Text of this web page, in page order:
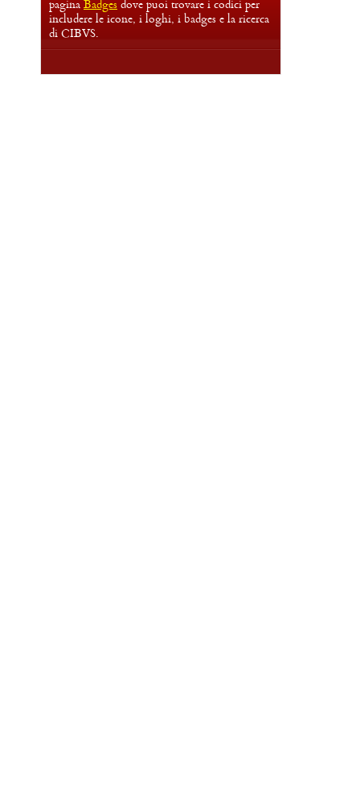
pagina Badges dove puoi trovare i codici per
includere le icone, i loghi, i badges e la ricerca
di CIBVS.